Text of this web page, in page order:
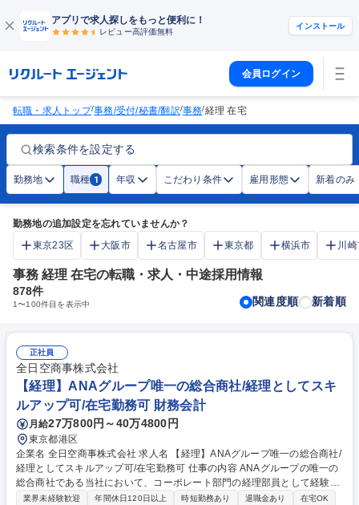
アプリで求人探しをもっと便利に！
レビュー高評価無料
インストール
会員ログイン
転職・求人トップ/事務/受付/秘書/翻訳/事務/経理 在宅
検索条件を設定する
勤務地 職種 1 年収 こだわり条件 雇用形態 新着のみ
勤務地の追加設定を忘れていませんか？
東京23区
大阪市 名古屋市 東京都 横浜市 川
事務 経理 在宅の転職・求人・中途採用情報
878件
1〜100件目を表示中 関連度順 新着順
正社員
全日空商事株式会社
【経理】ANAグループ唯一の総合商社/経理としてスキ
ルアップ可/在宅勤務可 財務会計
月給27万800円～40万4800円
東京都港区
企業名 全日空商事株式会社 求人名 【経理】ANAグループ唯一の総合商社/
経理としてスキルアップ可/在宅勤務可 仕事の内容 ANAグループの唯一の
総合商社である当社において、コーポレート部門の経理部員として経験に
応じて財務・会計・決算業務のいずれかをお任せいたします。 【業務詳
業界未経験歓迎 年間休日120日以上 時短勤務あり 退職金あり
在宅OK